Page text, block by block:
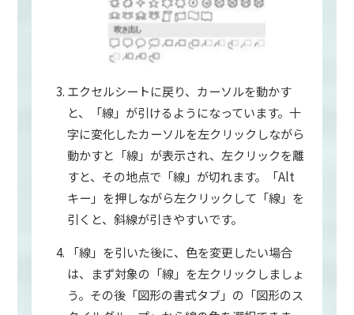
エクセルシートに戻り、カーソルを動かす
と、「線」が引けるようになっています。十
字に変化したカーソルを左クリックしながら
動かすと「線」が表示され、左クリックを離
すと、その地点で「線」が切れます。「Alt
キー」を押しながら左クリックして「線」を
引くと、斜線が引きやすいです。
「線」を引いた後に、色を変更したい場合
は、まず対象の「線」を左クリックしましょ
う。その後「図形の書式タブ」の「図形のス